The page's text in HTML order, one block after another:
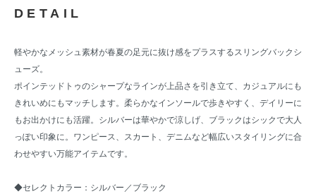
DETAIL
軽やかなメッシュ素材が春夏の足元に抜け感をプラスするスリングバックシ
ューズ。
ポインテッドトゥのシャープなラインが上品さを引き立て、カジュアルにも
きれいめにもマッチします。柔らかなインソールで歩きやすく、デイリーに
もお出かけにも活躍。シルバーは華やかで涼しげ、ブラックはシックで大人
っぽい印象に。ワンピース、スカート、デニムなど幅広いスタイリングに合
わせやすい万能アイテムです。
◆セレクトカラー：シルバー／ブラック